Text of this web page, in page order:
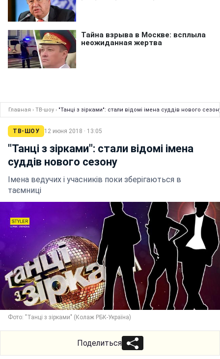
Главная › ТВ-шоу › "Танці з зірками": стали відомі імена суддів нового
ТВ-ШОУ 12 июня 2018 · 13:05
"Танці з зірками": стали відомі імена
суддів нового сезону
Імена ведучих і учасників поки зберігаються в
таємниці
Фото: "Танці з зірками" (Колаж РБК-Україна)
Поделиться